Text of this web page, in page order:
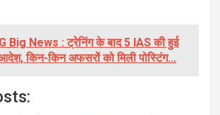
Big News : ट्रेनिंग के बाद 5 IAS की हुई
किन-किन अफसरों को मिली पोस्टिंग...